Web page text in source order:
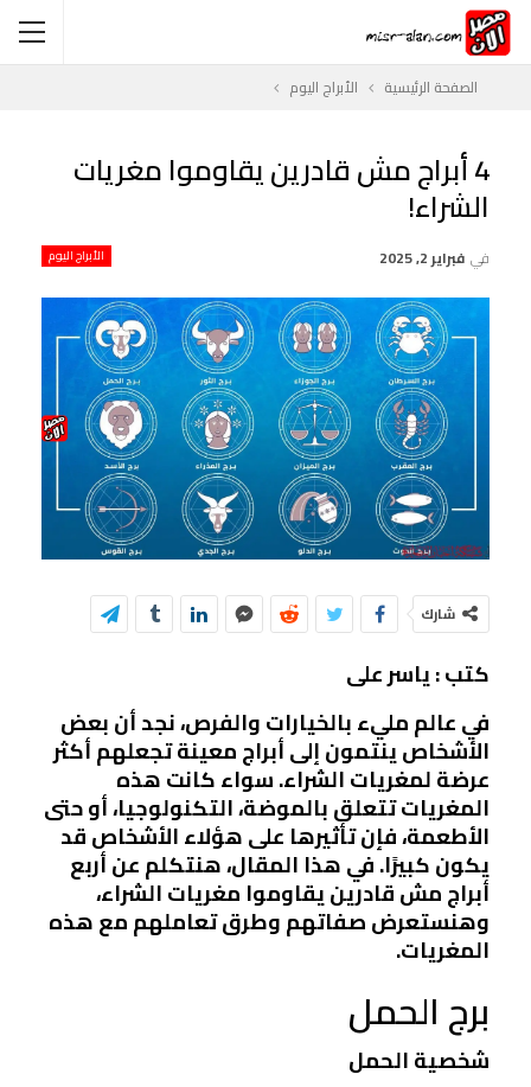
الصفحة الرئيسية الأبراج اليوم
4 أبراج مش قادرين يقاوموا مغريات
الشراء!
الأبراج اليوم في فبراير 2, 2025
شارك
كتب : ياسر على
في عالم مليء بالخيارات والفرص، نجد أن بعض
الأشخاص ينتمون إلى أبراج معينة تجعلهم أكثر
عرضة لمغريات الشراء. سواء كانت هذه
المغريات تتعلق بالموضة، التكنولوجيا، أو حتى
الأطعمة، فإن تأثيرها على هؤلاء الأشخاص قد
يكون كبيرًا. في هذا المقال، هنتكلم عن أربع
أبراج مش قادرين يقاوموا مغريات الشراء،
وهنستعرض صفاتهم وطرق تعاملهم مع هذه
المغريات.
برج الحمل
شخصية الحمل